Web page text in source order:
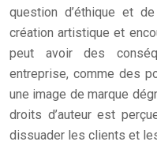
question d’éthique et
création artistique et
peut avoir des
entreprise, comme des
une image de marque
droits d’auteur est
dissuader les clients et